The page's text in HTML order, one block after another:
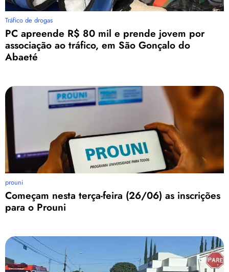
Tráfico de drogas
PC apreende R$ 80 mil e prende jovem por
associação ao tráfico, em São Gonçalo do
Abaeté
prouni
Começam nesta terça-feira (26/06) as inscrições
para o Prouni